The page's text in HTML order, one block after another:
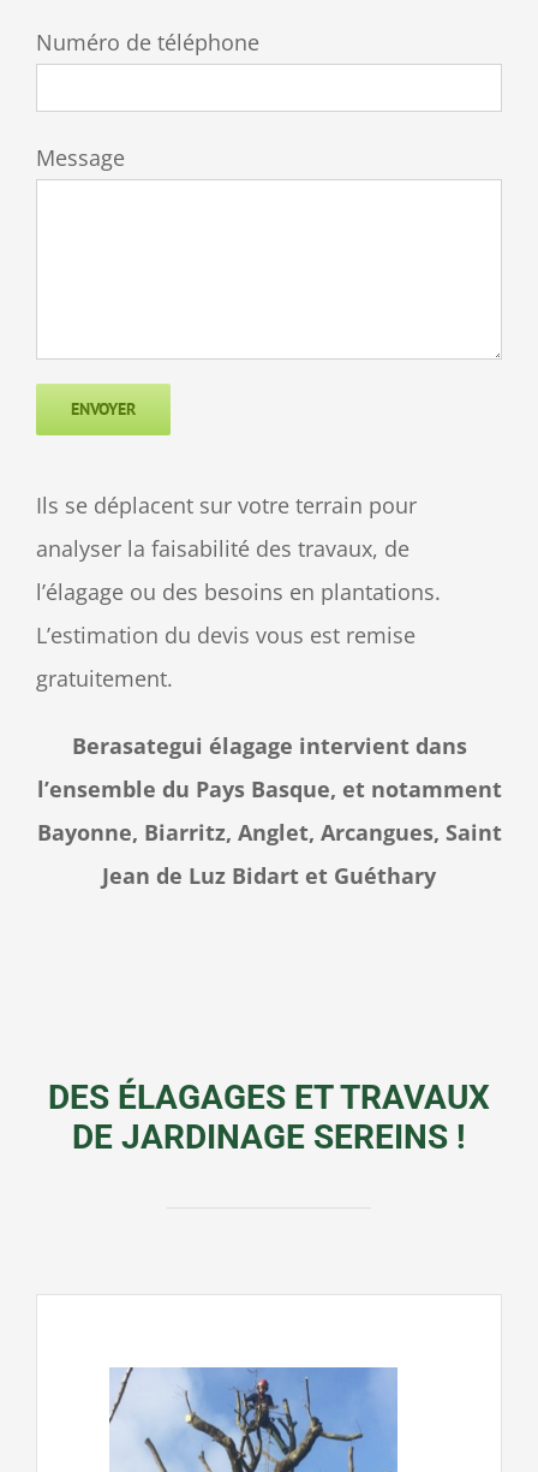
Numéro de téléphone
Message
Ils se déplacent sur votre terrain pour
analyser la faisabilité des travaux, de
l’élagage ou des besoins en plantations.
L’estimation du devis vous est remise
gratuitement.
Berasategui élagage intervient dans
l’ensemble du Pays Basque, et notamment
Bayonne, Biarritz, Anglet, Arcangues, Saint
Jean de Luz Bidart et Guéthary
DES ÉLAGAGES ET TRAVAUX
DE JARDINAGE SEREINS !